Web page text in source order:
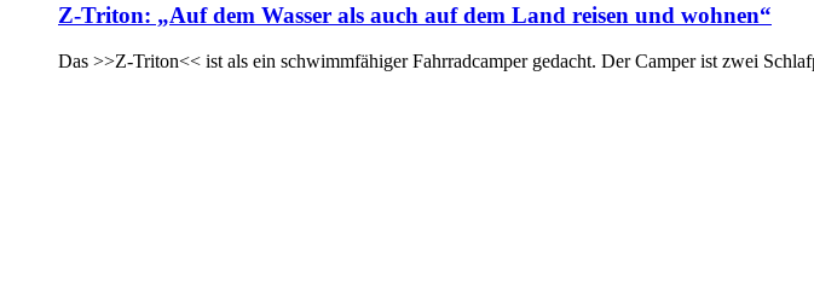
Z-Triton: „Auf dem Wasser als auch auf dem Land reisen und wohnen“
Das >>Z-Triton<< ist als ein schwimmfähiger Fahrradcamper gedacht. Der Camper ist zwei